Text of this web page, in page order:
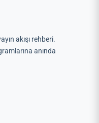
akışı rehberi.
anında